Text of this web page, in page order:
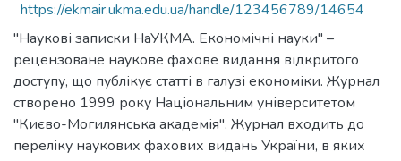
https://ekmair.ukma.edu.ua/handle/123456789/14654
"Наукові записки НаУКМА. Економічні науки" –
рецензоване наукове фахове видання відкритого
доступу, що публікує статті в галузі економіки. Журнал
створено 1999 року Національним університетом
"Києво-Могилянська академія". Журнал входить до
переліку наукових фахових видань України, в яких